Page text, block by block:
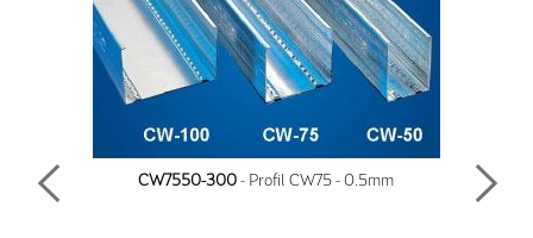
CW7550-300 - Profil CW75 - 0.5mm